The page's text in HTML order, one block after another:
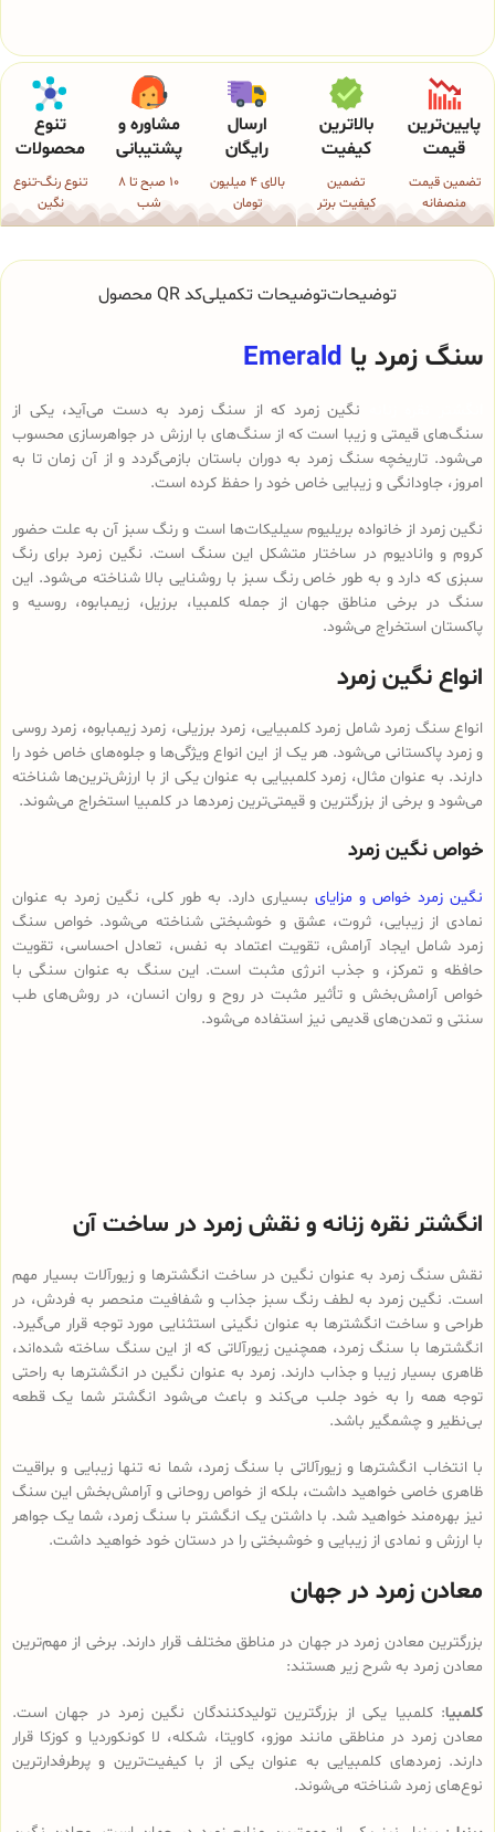
پایین‌ترین
قیمت
تضمین قیمت
منصفانه
بالاترین
کیفیت
تضمین
کیفیت برتر
ارسال
رایگان
بالای 4 میلیون
تومان
مشاوره و
پشتیبانی
10 صبح تا 8
شب
تنوع
محصولات
تنوع رنگ-تنوع
نگین
توضیحاتتوضیحات تکمیلیکد QR محصول
سنگ زمرد یا Emerald
نگین زمرد که از سنگ زمرد به دست می‌آید، یکی از
سنگ‌های قیمتی و زیبا است که از سنگ‌های با ارزش در جواهرسازی محسوب
می‌شود. تاریخچه سنگ زمرد به دوران باستان بازمی‌گردد و از آن زمان تا به
امروز، جاودانگی و زیبایی خاص خود را حفظ کرده است.
نگین زمرد از خانواده بریلیوم سیلیکات‌ها است و رنگ سبز آن به علت حضور
کروم و وانادیوم در ساختار متشکل این سنگ است. نگین زمرد برای رنگ
سبزی که دارد و به طور خاص رنگ سبز با روشنایی بالا شناخته می‌شود. این
سنگ در برخی مناطق جهان از جمله کلمبیا، برزیل، زیمبابوه، روسیه و
پاکستان استخراج می‌شود.
انواع نگین زمرد
انواع سنگ زمرد شامل زمرد کلمبیایی، زمرد برزیلی، زمرد زیمبابوه، زمرد روسی
و زمرد پاکستانی می‌شود. هر یک از این انواع ویژگی‌ها و جلوه‌های خاص خود را
دارند. به عنوان مثال، زمرد کلمبیایی به عنوان یکی از با ارزش‌ترین‌ها شناخته
می‌شود و برخی از بزرگترین و قیمتی‌ترین زمردها در کلمبیا استخراج می‌شوند.
خواص نگین زمرد
نگین زمرد خواص و مزایای بسیاری دارد. به طور کلی، نگین زمرد به عنوان
نمادی از زیبایی، ثروت، عشق و خوشبختی شناخته می‌شود. خواص سنگ
زمرد شامل ایجاد آرامش، تقویت اعتماد به نفس، تعادل احساسی، تقویت
حافظه و تمرکز، و جذب انرژی مثبت است. این سنگ به عنوان سنگی با
خواص آرامش‌بخش و تأثیر مثبت در روح و روان انسان، در روش‌های طب
سنتی و تمدن‌های قدیمی نیز استفاده می‌شود.
انگشتر نقره زنانه و نقش زمرد در ساخت آن
نقش سنگ زمرد به عنوان نگین در ساخت انگشترها و زیورآلات بسیار مهم
است. نگین زمرد به لطف رنگ سبز جذاب و شفافیت منحصر به فردش، در
طراحی و ساخت انگشترها به عنوان نگینی استثنایی مورد توجه قرار می‌گیرد.
انگشترها با سنگ زمرد، همچنین زیورآلاتی که از این سنگ ساخته شده‌اند،
ظاهری بسیار زیبا و جذاب دارند. زمرد به عنوان نگین در انگشترها به راحتی
توجه همه را به خود جلب می‌کند و باعث می‌شود انگشتر شما یک قطعه
بی‌نظیر و چشمگیر باشد.
با انتخاب انگشترها و زیورآلاتی با سنگ زمرد، شما نه تنها زیبایی و براقیت
ظاهری خاصی خواهید داشت، بلکه از خواص روحانی و آرامش‌بخش این سنگ
نیز بهره‌مند خواهید شد. با داشتن یک انگشتر با سنگ زمرد، شما یک جواهر
با ارزش و نمادی از زیبایی و خوشبختی را در دستان خود خواهید داشت.
معادن زمرد در جهان
بزرگترین معادن زمرد در جهان در مناطق مختلف قرار دارند. برخی از مهم‌ترین
معادن زمرد به شرح زیر هستند:
کلمبیا: کلمبیا یکی از بزرگترین تولیدکنندگان نگین زمرد در جهان است.
معادن زمرد در مناطقی مانند موزو، کاویتا، شکله، لا کونکوردیا و کوزکا قرار
دارند. زمردهای کلمبیایی به عنوان یکی از با کیفیت‌ترین و پرطرفدارترین
نوع‌های زمرد شناخته می‌شوند.